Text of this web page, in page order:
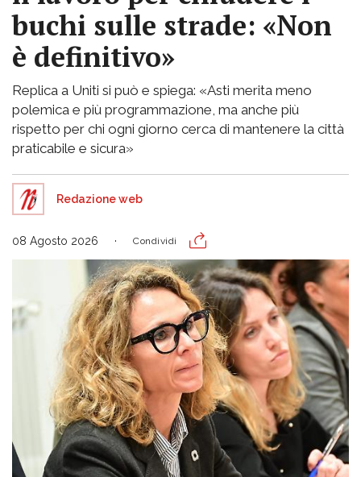
buchi sulle strade: «Non
è definitivo»
Replica a Uniti si può e spiega: «Asti merita meno
polemica e più programmazione, ma anche più
rispetto per chi ogni giorno cerca di mantenere la città
praticabile e sicura»
Redazione web
08 Agosto 2026 Condividi